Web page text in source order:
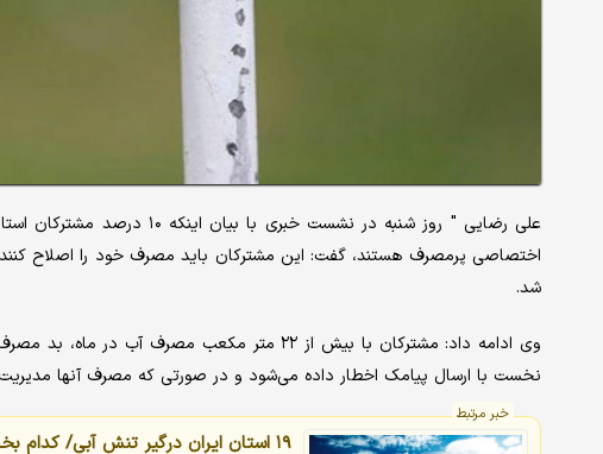
علی رضایی " روز شنبه در نشست
اختصاصی پرمصرف هستند، گفت: این مشترکان باید مصرف خود را اصلاح
شد.
وی ادامه داد: مشترکان با بیش از ۲۲ متر مکعب
نخست با ارسال پیامک اخطار داده می‌شود و در صورتی که مصرف آنها
خبر مرتبط
۱۹ استان ایران درگیر تنش آبی/ کدام بخش بیشترین مصرف آب را دارد؟